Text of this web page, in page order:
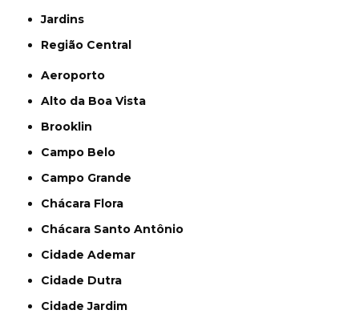
Jardins
Região Central
Aeroporto
Alto da Boa Vista
Brooklin
Campo Belo
Campo Grande
Chácara Flora
Chácara Santo Antônio
Cidade Ademar
Cidade Dutra
Cidade Jardim